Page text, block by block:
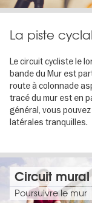
La piste
Le circuit cycliste le
bande du Mur est
route à colonnade
tracé du mur est en
général, vous
latérales tranquilles.
Circuit
Poursuivre le mur